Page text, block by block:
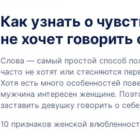
Как узнать о
не хочет говорить
Слова — самый простой способ
часто не хотят или стесняются
Хотя есть много особенностей
мужчина интересен женщине.
заставить девушку говорить о
10 признаков женской